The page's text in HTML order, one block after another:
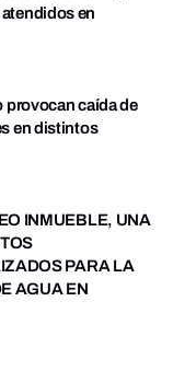
en
provocan caída de
en distintos
INMUEBLE, UNA
PARA LA
AGUA EN